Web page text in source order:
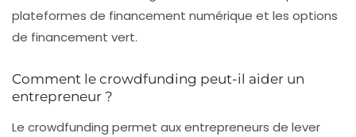
plateformes de financement numérique et les options
de financement vert.
Comment le crowdfunding peut-il aider un
entrepreneur ?
Le crowdfunding permet aux entrepreneurs de lever